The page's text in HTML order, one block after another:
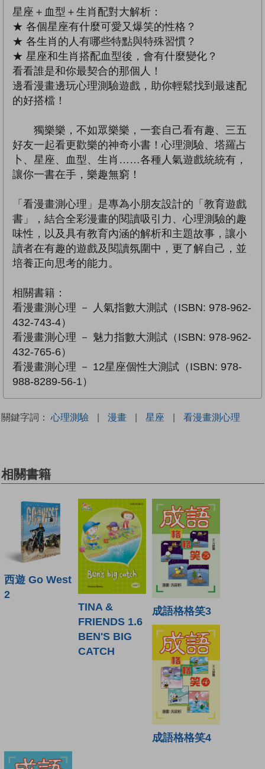
星座＋血型＋生肖配對大解析：
★ 各個星座有什麼可愛又爆笑的性格？
★ 各生肖的人有哪些特點與特殊習慣？
★ 星座和生肖搭配血型後，會有什麼變化？
看看誰是和你最契合的那個人！
邊看漫畫邊玩心理測驗遊戲，助你輕鬆找到最速配
的好搭檔！
獨樂樂，不如眾樂樂，一套自己看有趣、三五
好友一起看更歡樂的神奇小書！心理測驗、塔羅占
卜、星座、血型、生肖……各種人氣遊戲統統有，
讓你一書在手，樂趣無窮！
「看漫畫測心理」是專為小朋友設計的「教育遊戲
書」，結合全彩漫畫的閱讀吸引力、心理測驗的趣
味性，以及具有教育內涵的解析和主題故事，讓小
讀者在有趣的遊戲及閱讀氛圍中，更了解自己，並
培養正向思考的能力。
相關書籍：
看漫畫測心理 － 人氣指數大測試（ISBN: 978-962-
432-743-4）
看漫畫測心理 － 魅力指數大測試（ISBN: 978-962-
432-765-6）
看漫畫測心理 － 12星座個性大測試（ISBN: 978-
988-8289-56-1）
關鍵字詞： 心理測驗 | 漫畫 | 星座 | 看漫畫測心理
相關書籍
西遊 Go West
2
TINA &
FRIENDS 1.6
BEN'S BIG
CATCH
成語格格笑3
成語格格笑4